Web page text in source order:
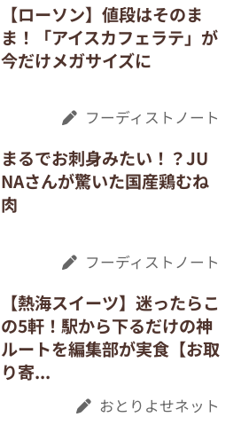
【ローソン】値段はそのま
ま！「アイスカフェラテ」が
今だけメガサイズに
フーディストノート
まるでお刺身みたい！？JU
NAさんが驚いた国産鶏むね
肉
フーディストノート
【熱海スイーツ】迷ったらこ
の5軒！駅から下るだけの神
ルートを編集部が実食【お取
り寄...
おとりよせネット